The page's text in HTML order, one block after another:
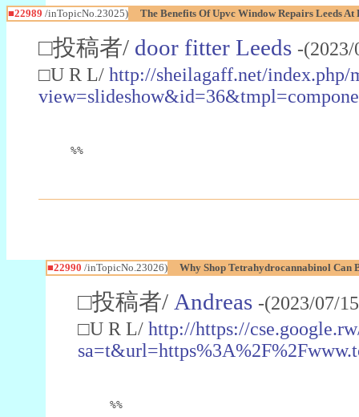
■22989 /inTopicNo.23025) The Benefits Of Upvc Window Repairs Leeds
□投稿者/ door fitter Leeds -
□U R L/ http://sheilagaff.net/index.php/
%%
■22990 /inTopicNo.23026) Why Shop Tetrahydrocannabinol Can
□投稿者/ Andreas -(2023/07/
□U R L/ http://https://
%%